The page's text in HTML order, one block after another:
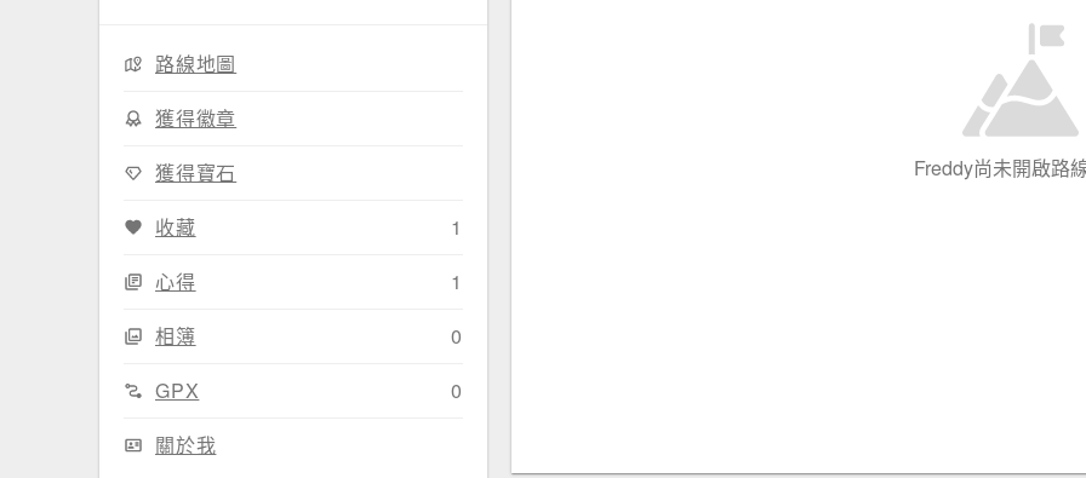
路線地圖
獲得徽章
獲得寶石
收藏
1
心得
1
相簿
0
GPX
0
關於我
Freddy尚未開啟路